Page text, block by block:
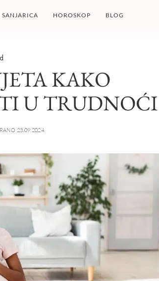
SANJARICA HOROSKOP BLOG
KAKO
U TRUDNOĆI
23.09.2024.